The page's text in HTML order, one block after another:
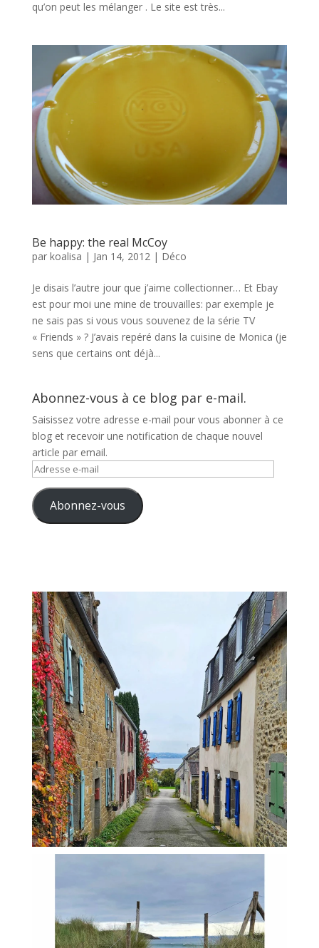
qu’on peut les mélanger . Le site est très...
Be happy: the real McCoy
par koalisa | Jan 14, 2012 | Déco
Je disais l’autre jour que j’aime collectionner… Et Ebay
est pour moi une mine de trouvailles: par exemple je
ne sais pas si vous vous souvenez de la série TV
« Friends » ? J’avais repéré dans la cuisine de Monica (je
sens que certains ont déjà...
Abonnez-vous à ce blog par e-mail.
Saisissez votre adresse e-mail pour vous abonner à ce
blog et recevoir une notification de chaque nouvel
article par email.
Adresse
mail Abonnez-vous